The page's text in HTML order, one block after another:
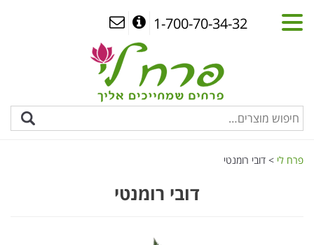
1-700-70-34-32
פרח לי > דובי רומנטי
דובי רומנטי